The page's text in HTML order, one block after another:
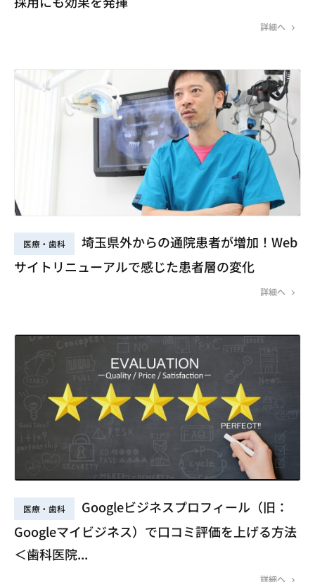
詳細へ
医療・歯科
埼玉県外からの通院患者が増加！Web
サイトリニューアルで感じた患者層の変化
詳細へ
医療・歯科
Googleビジネスプロフィール（旧：
Googleマイビジネス）で口コミ評価を上げる方法
＜歯科医院...
詳細へ